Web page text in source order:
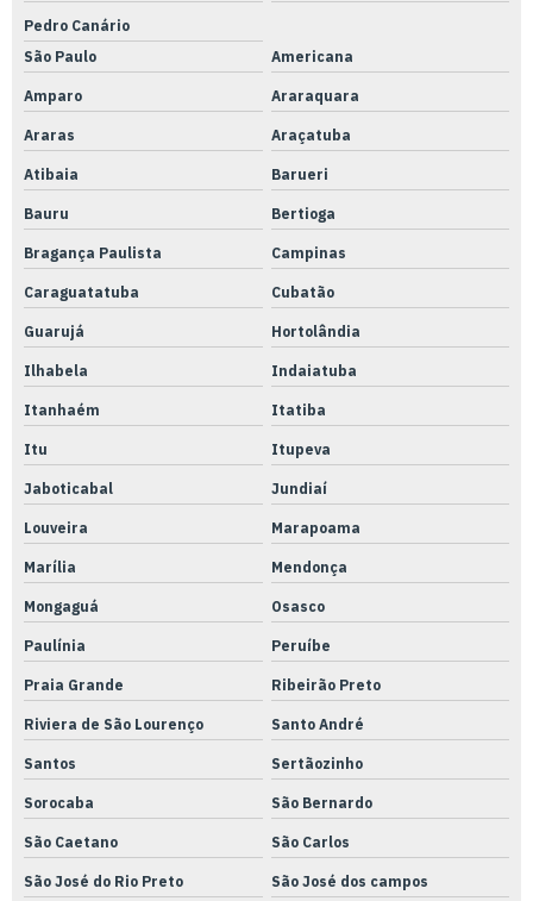
Metrologia e calibração
Nacionalização de peças
Preço de serviço de usinagem cnc
Preço usinagem fresa
Prestação de serviços de usinagem cnc
Qualificação térmica de almoxarifado
Qualificação térmica de ambiente
Qualificação térmica anvisa
Qualificação térmica de armazenamento
Qualificação térmica autoclave
Qualificação térmica de estufas
Qualificação térmica de geladeira
Qualificação térmica refrigerador
Qualificação térmica de transporte
Qualificação térmica de veículos
Qualificação térmica
Rastreabilidade calibração
Rastreabilidade metrologia
Retifica plana e cilíndrica
Pedro Canário
São Paulo
Americana
Amparo Araraquara
Araras Araçatuba
Atibaia Barueri
Bauru Bertioga
Bragança Paulista Campinas
Caraguatatuba Cubatão
Guarujá Hortolândia
Ilhabela Indaiatuba
Itanhaém Itatiba
Itu Itupeva
Jaboticabal Jundiaí
Louveira Marapoama
Marília Mendonça
Mongaguá Osasco
Paulínia Peruíbe
Praia Grande Ribeirão Preto
Riviera de São Lourenço Santo André
Santos Sertãozinho
Sorocaba São Bernardo
São Caetano São Carlos
São José do Rio Preto São José dos campos